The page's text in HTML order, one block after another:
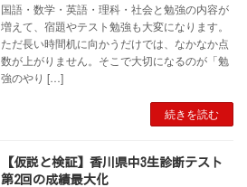
国語・数学・英語・理科・社会と勉強の内容が
増えて、宿題やテスト勉強も大変になります。
ただ長い時間机に向かうだけでは、なかなか点
数が上がりません。そこで大切になるのが「勉
強のやり […]
続きを読む
【仮説と検証】香川県中3生診断テスト
第2回の成績最大化